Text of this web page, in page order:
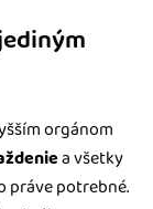
orgánom
a všetky
práve potrebné.